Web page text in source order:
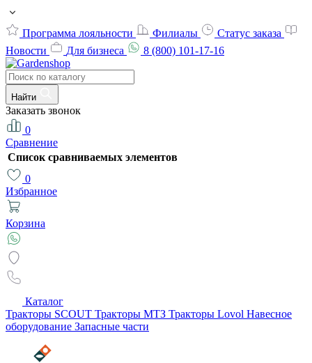
Программа лояльности Филиалы
Статус заказа
Новости
Для бизнеса 8 (800) 101-17-16
Найти
Заказать звонок
0
Сравнение
Список сравниваемых элементов
0
Избранное
Корзина
Каталог
Тракторы SCOUT Тракторы МТЗ Тракторы Lovol Навесное
оборудование Запасные части